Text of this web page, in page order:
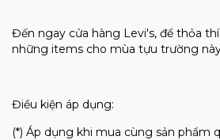
Đến ngay cửa hàng Levi's, để thỏa
những items cho mùa tựu trường
Điều kiện áp dụng:
(*) Áp dụng khi mua cùng sản phẩm